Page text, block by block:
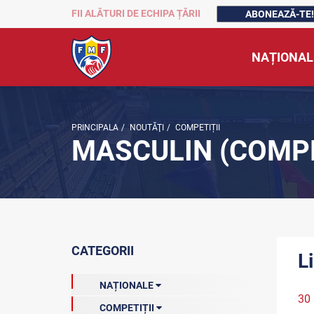
FII ALĂTURI DE ECHIPA ȚĂRII ABONEAZĂ-TE!
PRINCIPALA / NOUTĂŢI / COMPETIȚII
MASCULIN
CATEGORII
NAȚIONALE
COMPETIȚII
30